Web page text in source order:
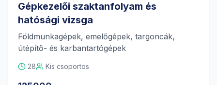
Gépkezelői szaktanfolyam és
hatósági vizsga
Földmunkagépek, emelőgépek, targoncák,
útépítő- és karbantartógépek
28 Kis csoportos